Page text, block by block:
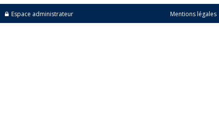
Espace administrateur Mentions légales